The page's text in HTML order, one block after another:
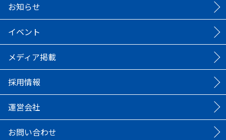
お知らせ
イベント
メディア掲載
採用情報
運営会社
お問い合わせ